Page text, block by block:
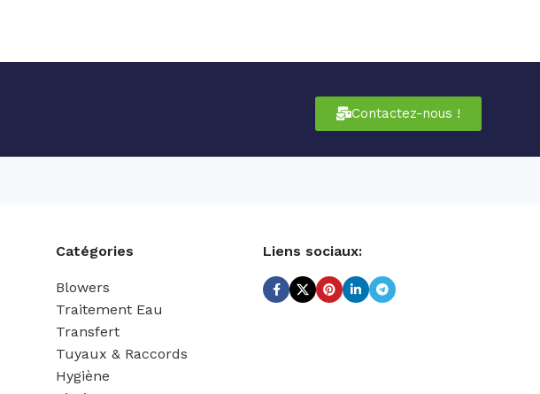
Contactez-nous !
Catégories
Blowers
Traitement Eau
Transfert
Tuyaux & Raccords
Hygiène
Liens sociaux: